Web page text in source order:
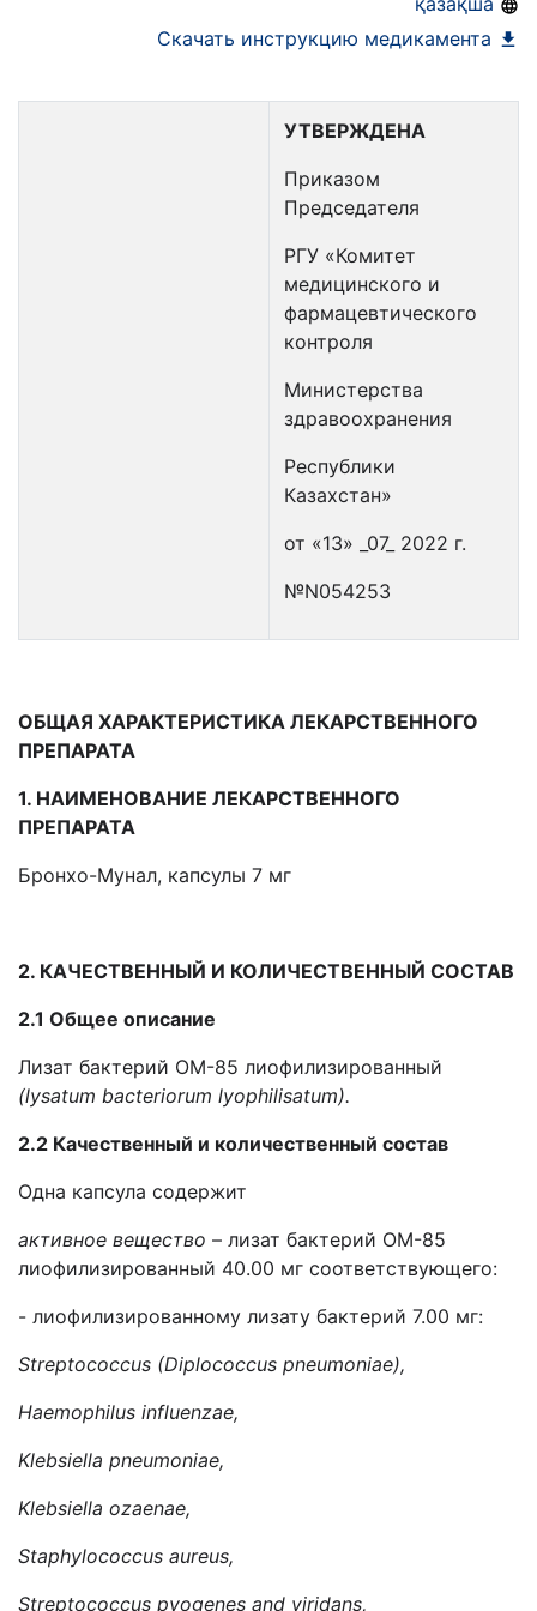
Скачать инструкцию медикамента
УТВЕРЖДЕНА
Приказом
Председателя
РГУ «Комитет
медицинского и
фармацевтического
контроля
Министерства
здравоохранения
Республики
Казахстан»
от «13» _07_ 2022 г.
№N054253
ОБЩАЯ ХАРАКТЕРИСТИКА ЛЕКАРСТВЕННОГО
ПРЕПАРАТА
1. НАИМЕНОВАНИЕ ЛЕКАРСТВЕННОГО
ПРЕПАРАТА
Бронхо-Мунал, капсулы 7 мг
2. КАЧЕСТВЕННЫЙ И КОЛИЧЕСТВЕННЫЙ СОСТАВ
2.1 Общее описание
Лизат бактерий OM-85 лиофилизированный
(lysatum bacteriorum lyophilisatum).
2.2 Качественный и количественный состав
Одна капсула содержит
активное вещество – лизат бактерий OM-85
лиофилизированный 40.00 мг соответствующего:
- лиофилизированному лизату бактерий 7.00 мг:
Streptococcus (Diplococcus pneumoniae),
Haemophilus influenzae,
Klebsiella pneumoniae,
Klebsiella ozaenae,
Staphylococcus aureus,
Streptococcus pyogenes and viridans,